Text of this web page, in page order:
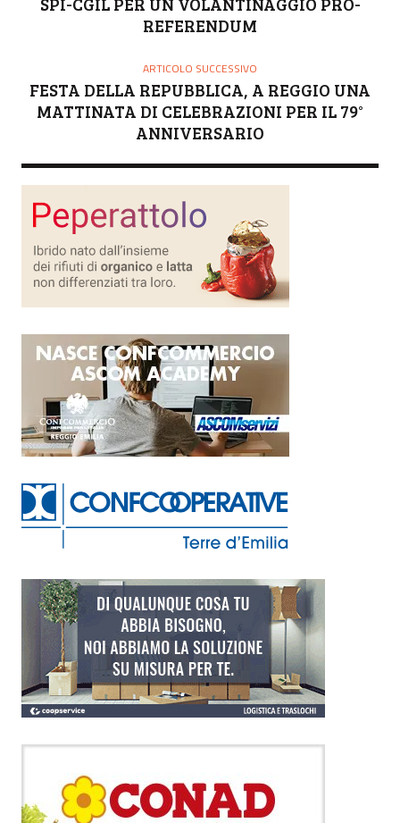
REFERENDUM
ARTICOLO SUCCESSIVO
FESTA DELLA REPUBBLICA, A REGGIO UNA
MATTINATA DI CELEBRAZIONI PER IL 79°
ANNIVERSARIO